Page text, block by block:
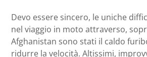
Devo essere sincero, le uniche
nel viaggio in moto attraverso,
Afghanistan sono stati il caldo
ridurre la velocità. Altissimi,